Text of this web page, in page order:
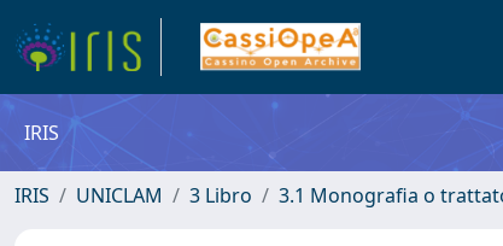
IRIS
IRIS UNICLAM 3 Libro 3.1 Monografia o